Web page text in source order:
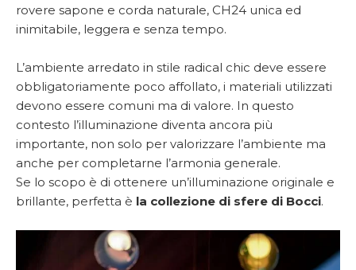
rovere sapone e corda naturale, CH24 unica ed
inimitabile, leggera e senza tempo.
L’ambiente arredato in stile radical chic deve essere
obbligatoriamente poco affollato, i materiali utilizzati
devono essere comuni ma di valore. In questo
contesto l’illuminazione diventa ancora più
importante, non solo per valorizzare l’ambiente ma
anche per completarne l’armonia generale.
Se lo scopo è di ottenere un’illuminazione originale e
brillante, perfetta è la collezione di sfere di Bocci.